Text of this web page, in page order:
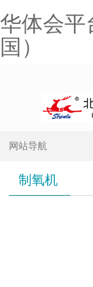
华体会平
国）
网站导航
制氧机